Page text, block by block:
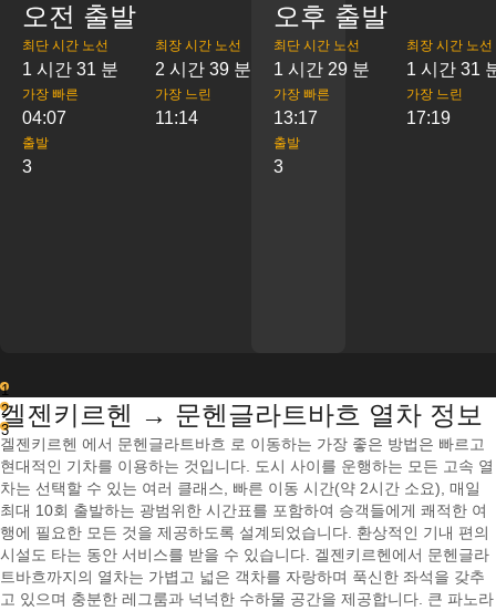
오전 출발
최단 시간 노선
1 시간 31 분
최장 시간 노선
2 시간 39 분
가장 빠른
04:07
가장 느린
11:14
출발
3
오후 출발
최단 시간 노선
1 시간 29 분
최장 시간 노선
1 시간 31
가장 빠른
13:17
가장 느린
17:19
출발
3
1
2
3
겔젠키르헨 → 문헨글라트바흐 열차 정보
겔젠키르헨 에서 문헨글라트바흐 로 이동하는 가장 좋은 방법은 빠르고
현대적인 기차를 이용하는 것입니다. 도시 사이를 운행하는 모든 고속 열
차는 선택할 수 있는 여러 클래스, 빠른 이동 시간(약 2시간 소요), 매일
최대 10회 출발하는 광범위한 시간표를 포함하여 승객들에게 쾌적한 여
행에 필요한 모든 것을 제공하도록 설계되었습니다. 환상적인 기내 편의
시설도 타는 동안 서비스를 받을 수 있습니다. 겔젠키르헨에서 문헨글라
트바흐까지의 열차는 가볍고 넓은 객차를 자랑하며 푹신한 좌석을 갖추
고 있으며 충분한 레그룸과 넉넉한 수하물 공간을 제공합니다. 큰 파노라